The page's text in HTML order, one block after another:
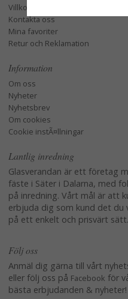
Villkor
Kontakta oss
Mina favoriter
Retur och Reklamation
Information
Om oss
Nyheter
Nyhetsbrev
Om cookies
Cookie instÃ¤llningar
Lantlig inredning
Glasverandan är ett företag
fäste i Säter i Dalarna, med
på inredning. Vårt mål är att
erbjuda dig som kund det du
på ett enkelt och prisvärt sätt.
Följ oss
Anmäl dig gärna till vårt
eller följ oss på Facebook för
bästa erbjudanden & nyheter!